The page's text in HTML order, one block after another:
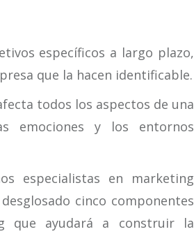
específicos a largo plazo,
que la hacen identificable.
todos los aspectos de una
emociones y los entornos
especialistas en marketing
cinco componentes
que ayudará a construir la